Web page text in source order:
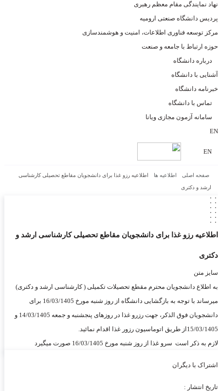
نهاد نمایندگی مقام معظم رهبری
پردیس دانشگاه صنعتی ارومیه
مرکز توسعه فناوری اطلاعات، امنیت و هوشمندسازی
حوزه ارتباط با جامعه و صنعت
درباره دانشگاه
آشنایی با دانشگاه
خبرنامه دانشگاه
تماس با دانشگاه
سامانه آزمون مجازی ویانا
EN
EN
صفحه اصلی اطلاعیه ها اطلاعیه رزو غذا برای دانشجویان مقاطع تحصیلی کارشناسی
ارشد و دکتری
اطلاعیه رزو غذا برای دانشجویان مقاطع تحصیلی کارشناسی ارشد و
دکتری
سایز متن
به اطلاع دانشجویان محترم مقطع تحصیلات تکمیلی ( کارشناسی ارشد و دکتری)
میرساند با توجه به بازگشایی دانشگاه از روز شنبه مورخ 16/03/1405 برای
دانشجویان فوق الذکر، جهت رزرو غذا در روزهای پنجشنبه و جمعه 14/03/1405 و
15/03/1405از طریق اتوماسیون رزور غذا اقدام نمائید.
لازم به ذکر است سرو غذا از روز شنبه مورخ 16/03/1405 صورت میگیرد
اشتراک با دیگران
تاریخ انتشار :